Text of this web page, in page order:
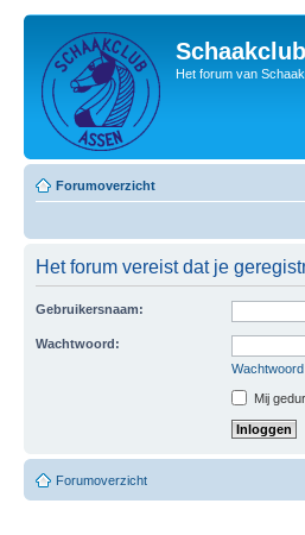
Het forum van
Forumoverzicht
Het forum vereist dat je
Gebruikersnaam:
Wachtwoord:
Mij
Forumoverzicht